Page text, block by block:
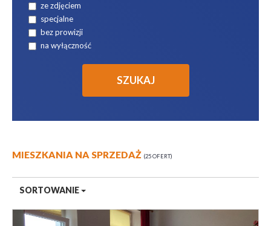
ze zdjęciem
specjalne
bez prowizji
na wyłączność
MIESZKANIA NA SPRZEDAŻ 25 OFERT
SORTOWANIE